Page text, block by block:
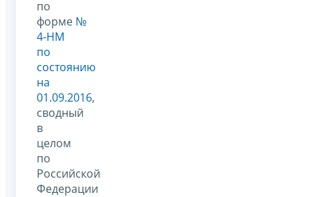
по
форме №
4-НМ
по
состоянию
на
01.09.2016,
сводный
в
целом
по
Российской
Федерации